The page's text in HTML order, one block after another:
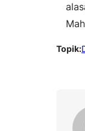
Topik: